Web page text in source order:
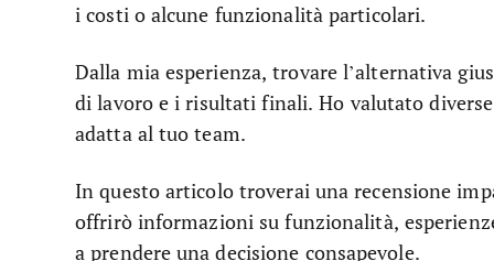
i costi o alcune funzionalità particolari.
Dalla mia esperienza, trovare l’alternativa
di lavoro e i risultati finali. Ho valutato
adatta al tuo team.
In questo articolo troverai una recensione
offrirò informazioni su funzionalità,
a prendere una decisione consapevole.